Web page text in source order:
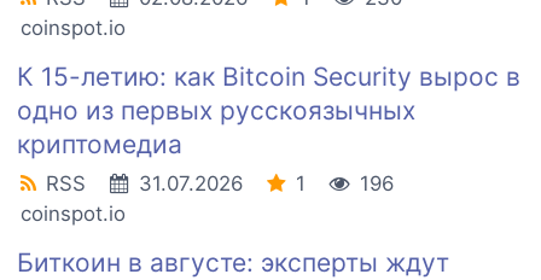
coinspot.io
К 15-летию: как Bitcoin Security вырос в
одно из первых русскоязычных
криптомедиа
RSS 31.07.2026 1
196
coinspot.io
Биткоин в августе: эксперты ждут